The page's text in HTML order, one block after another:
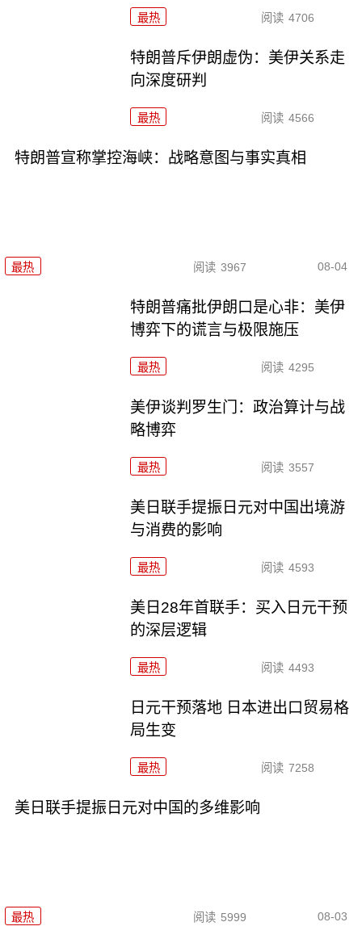
最热 阅读 4706
特朗普斥伊朗虚伪：美伊关系走
向深度研判
最热 阅读 4566
特朗普宣称掌控海峡：战略意图与事实真相
最热 阅读 3967 08-04
特朗普痛批伊朗口是心非：美伊
博弈下的谎言与极限施压
最热 阅读 4295
美伊谈判罗生门：政治算计与战
略博弈
最热 阅读 3557
美日联手提振日元对中国出境游
与消费的影响
最热 阅读 4593
美日28年首联手：买入日元干预
的深层逻辑
最热 阅读 4493
日元干预落地 日本进出口贸易格
局生变
最热 阅读 7258
美日联手提振日元对中国的多维影响
最热 阅读 5999 08-03